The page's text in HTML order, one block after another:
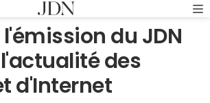
du JDN
des
d'Internet